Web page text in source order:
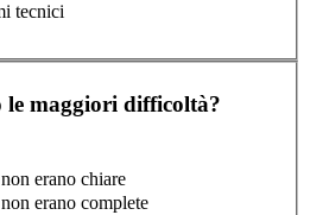
tecnici
maggiori difficoltà?
erano chiare
erano complete